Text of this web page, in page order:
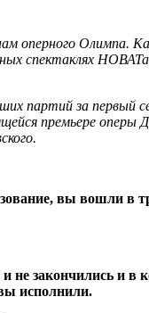
оперного Олимпа.
спектаклях
партий за первый
премьере
вы вошли в
не закончились и
исполнили.